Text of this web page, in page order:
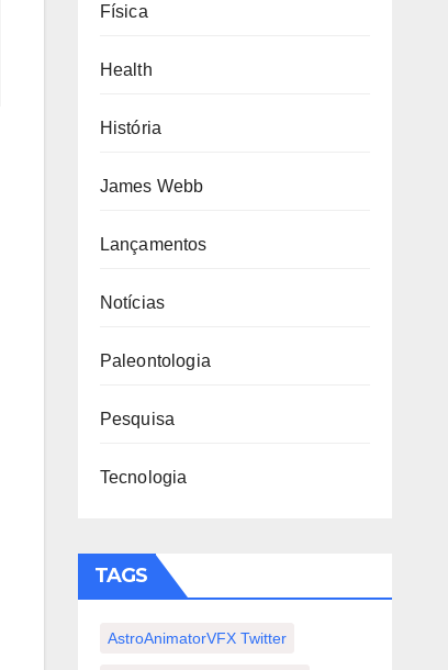
Física
Health
História
James Webb
Lançamentos
Notícias
Paleontologia
Pesquisa
Tecnologia
TAGS
AstroAnimatorVFX Twitter